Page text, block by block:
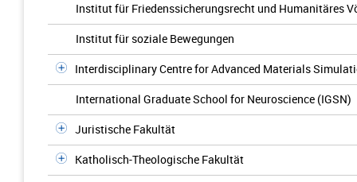
Institut für Friedenssicherungsrecht und Humanitäres
Institut für soziale Bewegungen
Interdisciplinary Centre for Advanced Materials
International Graduate School for Neuroscience (IGSN)
Juristische Fakultät
Katholisch-Theologische Fakultät